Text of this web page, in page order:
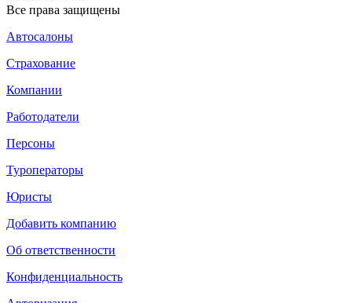
Все права защищены
Автосалоны
Страхование
Компании
Работодатели
Персоны
Туроператоры
Юристы
Добавить компанию
Об ответственности
Конфиденциальность